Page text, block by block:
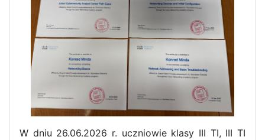
W dniu 26.06.2026 r. uczniowie klasy III TI, III TI